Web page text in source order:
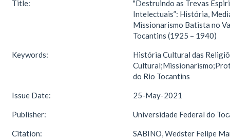
Title:
"Destruindo as Trevas
Intelectuais”: História,
Missionarismo Batista no
Tocantins (1925 – 1940)
Keywords:
História Cultural das
do Rio Tocantins
Issue Date: 25-May-2021
Publisher: Universidade Federal do
Citation:
SABINO, Wedster Felipe